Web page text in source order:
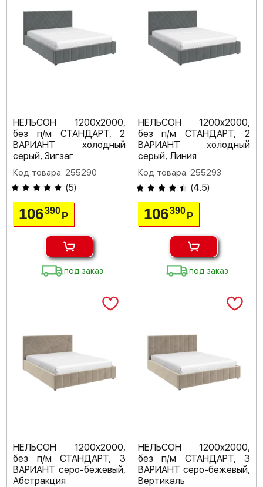
НЕЛЬСОН 1200х2000,
без п/м СТАНДАРТ, 2
ВАРИАНТ холодный
серый, Зигзаг
Код товара: 255290
(5)
106390Р
под заказ
НЕЛЬСОН 1200х2000,
без п/м СТАНДАРТ, 2
ВАРИАНТ холодный
серый, Линия
Код товара: 255293
(4.5)
106390 Р
под заказ
НЕЛЬСОН 1200х2000,
без п/м СТАНДАРТ, 3
ВАРИАНТ серо-бежевый,
Абстракция
НЕЛЬСОН 1200х2000,
без п/м СТАНДАРТ, 3
ВАРИАНТ серо-бежевый,
Вертикаль